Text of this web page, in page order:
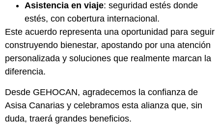
Asistencia en viaje: seguridad estés donde
estés, con cobertura internacional.
Este acuerdo representa una oportunidad para seguir
construyendo bienestar, apostando por una atención
personalizada y soluciones que realmente marcan la
diferencia.
Desde GEHOCAN, agradecemos la confianza de
Asisa Canarias y celebramos esta alianza que, sin
duda, traerá grandes beneficios.